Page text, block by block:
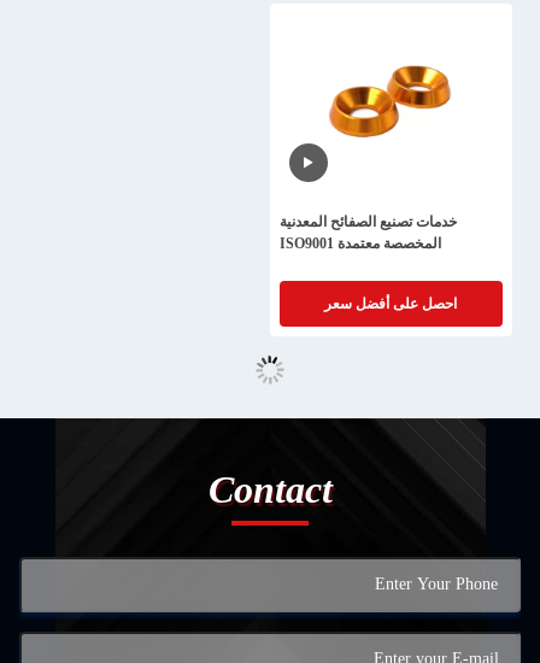
خدمات تصنيع الصفائح المعدنية
المخصصة معتمدة ISO9001
احصل على أفضل سعر
Contact